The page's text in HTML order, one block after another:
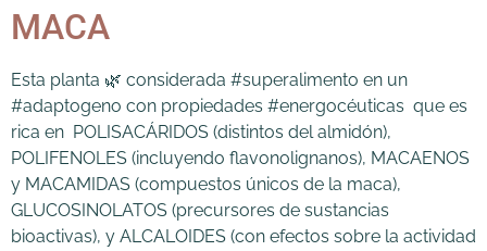
MACA
Esta planta 🌿 considerada #superalimento en un
#adaptogeno con propiedades #energocéuticas que es
rica en POLISACÁRIDOS (distintos del almidón),
POLIFENOLES (incluyendo flavonolignanos), MACAENOS
y MACAMIDAS (compuestos únicos de la maca),
GLUCOSINOLATOS (precursores de sustancias
bioactivas), y ALCALOIDES (con efectos sobre la actividad